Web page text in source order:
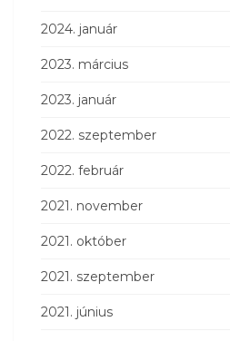
2024. január
2023. március
2023. január
2022. szeptember
2022. február
2021. november
2021. október
2021. szeptember
2021. június